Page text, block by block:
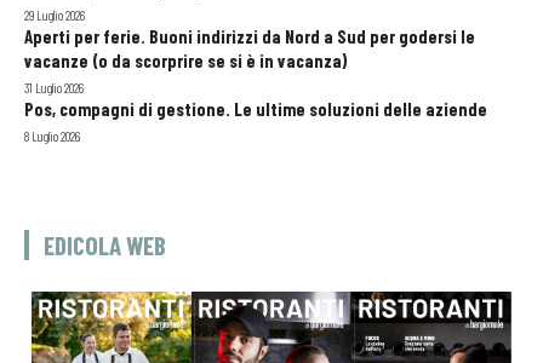
29 Luglio 2026
Aperti per ferie. Buoni indirizzi da Nord a Sud per godersi le
vacanze (o da scorprire se si è in vacanza)
31 Luglio 2026
Pos, compagni di gestione. Le ultime soluzioni delle aziende
8 Luglio 2026
EDICOLA WEB